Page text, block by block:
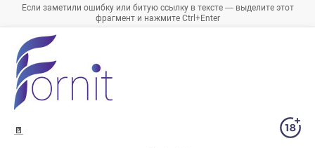
Если заметили ошибку или битую ссылку в тексте — выделите этот
фрагмент и нажмите Ctrl+Enter
🚪